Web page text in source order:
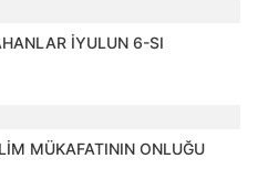
İYULUN 6-SI
MÜKAFATININ ONLUĞU